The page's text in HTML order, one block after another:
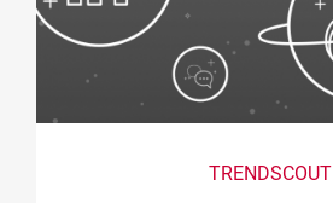
TRENDSCOUT